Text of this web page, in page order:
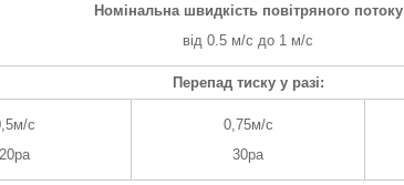
Номінальна швидкість повітряного потоку
від 0.5 м/с до 1 м/с
Перепад тиску у разі:
с
20ра
0,75м/с
30ра